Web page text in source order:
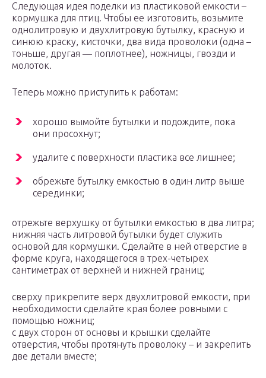
Следующая идея поделки из пластиковой емкости –
кормушка для птиц. Чтобы ее изготовить, возьмите
однолитровую и двухлитровую бутылку, красную и
синюю краску, кисточки, два вида проволоки (одна –
тоньше, другая — поплотнее), ножницы, гвозди и
молоток.
Теперь можно приступить к работам:
хорошо вымойте бутылки и подождите, пока
они просохнут;
удалите с поверхности пластика все лишнее;
обрежьте бутылку емкостью в один литр выше
серединки;
отрежьте верхушку от бутылки емкостью в два литра;
нижняя часть литровой бутылки будет служить
основой для кормушки. Сделайте в ней отверстие в
форме круга, находящегося в трех-четырех
сантиметрах от верхней и нижней границ;
сверху прикрепите верх двухлитровой емкости, при
необходимости сделайте края более ровными с
помощью ножниц;
с двух сторон от основы и крышки сделайте
отверстия, чтобы протянуть проволоку – и закрепить
две детали вместе;